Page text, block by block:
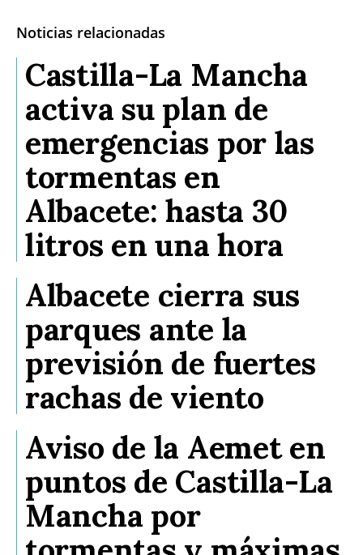
Noticias relacionadas
Castilla-La Mancha
activa su plan de
emergencias por las
tormentas en
Albacete: hasta 30
litros en una hora
Albacete cierra sus
parques ante la
previsión de fuertes
rachas de viento
Aviso de la Aemet en
puntos de Castilla-La
Mancha por